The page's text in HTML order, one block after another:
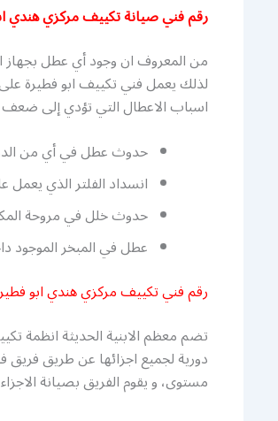
رقم فني صيانة تكييف مركزي هندي
من المعروف ان وجود أي عطل بجهاز
لذلك يعمل فني تكييف ابو فطيرة
اسباب الاعطال التي تؤدي إلى ضعف
حدوث عطل في أي من
انسداد الفلتر الذي
حدوث خلل في مروحة
عطل في المبخر الموجود
رقم فني تكييف مركزي هندي ابو
تضم معظم الابنية الحديثة انظمة
دورية لجميع اجزائها عن طريق
مستوى، و يقوم الفريق بصيانة